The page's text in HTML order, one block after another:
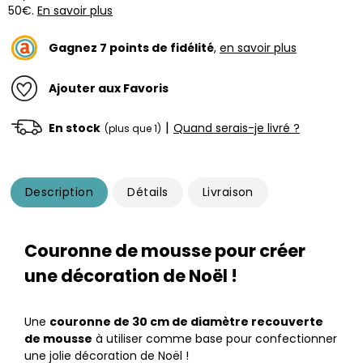
50€. En savoir plus
Gagnez 7 points de fidélité, en savoir plus
Ajouter aux Favoris
En stock (plus que 1) | Quand serais-je livré ?
Description Détails Livraison
Couronne de mousse pour créer
une décoration de Noël !
Une couronne de 30 cm de diamètre recouverte
de mousse à utiliser comme base pour confectionner
une jolie décoration de Noël !